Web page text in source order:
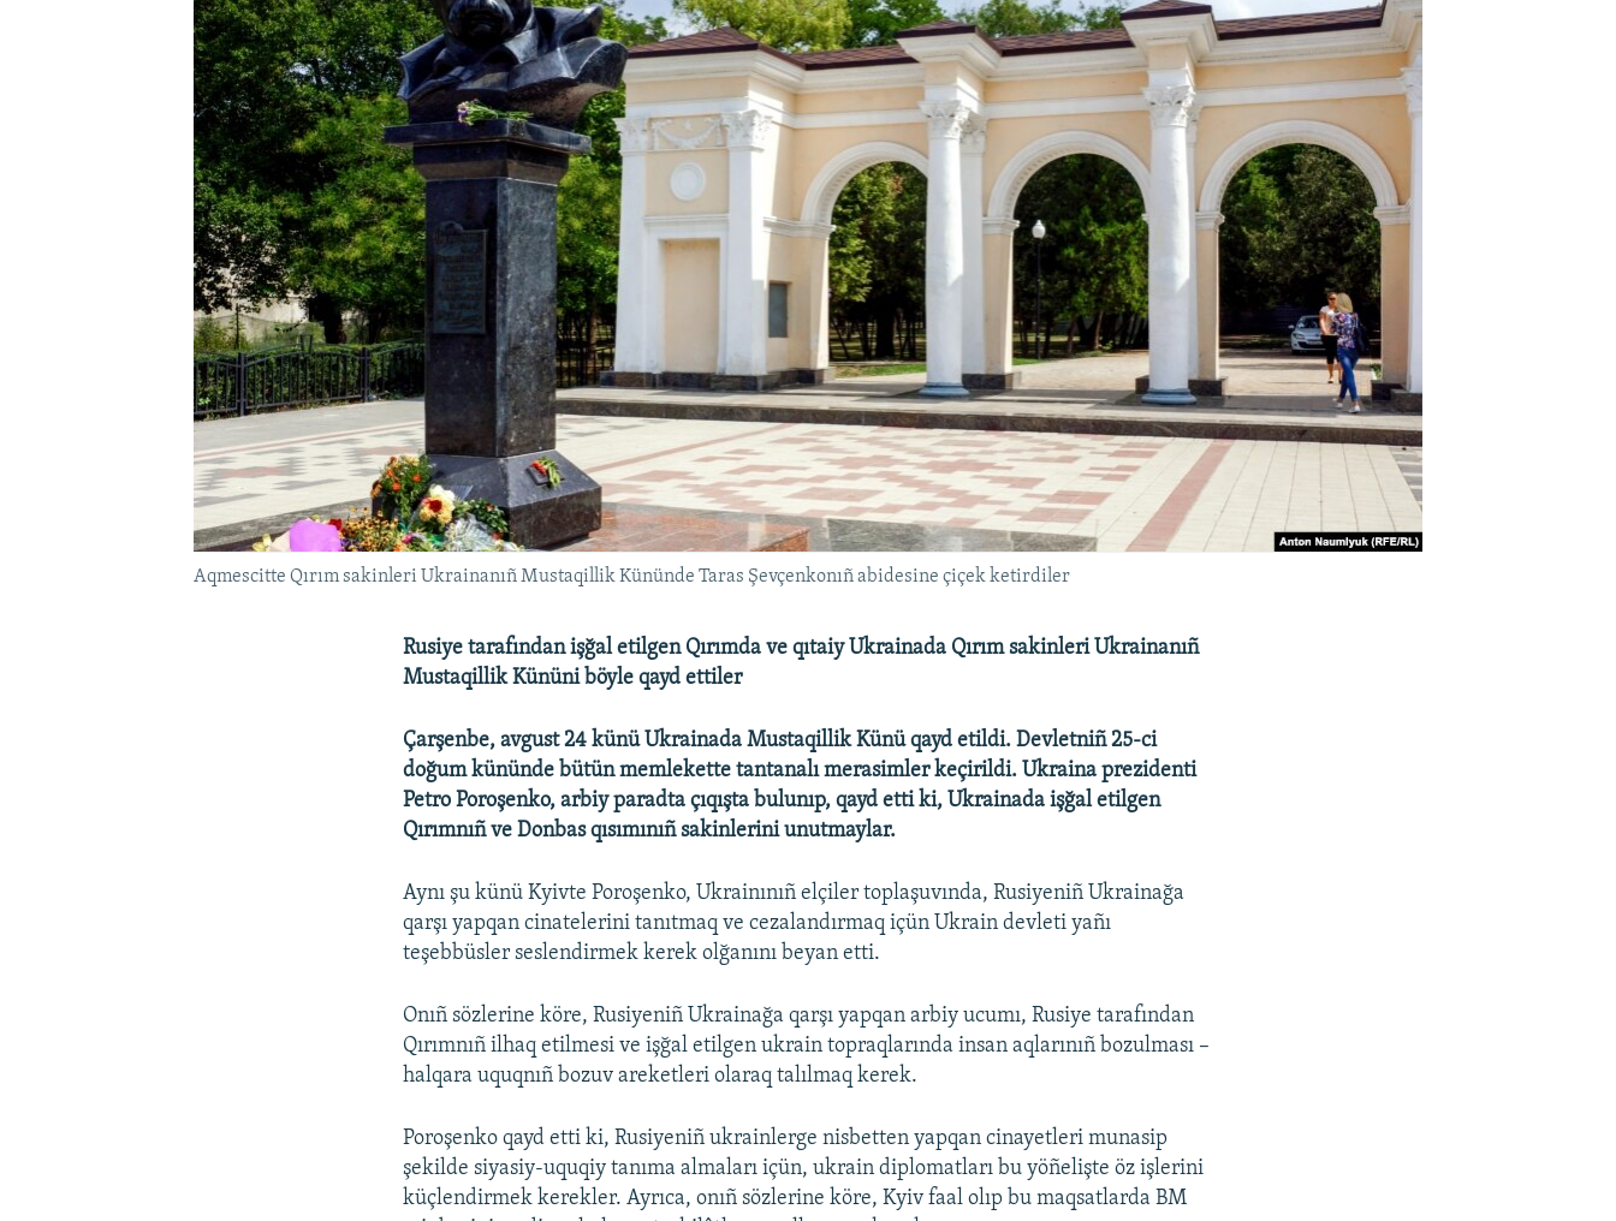
Aqmescitte Qırım sakinleri Ukrainanıñ Mustaqillik Kününde Taras Şevçenkonıñ abidesine çiçek ketirdiler
Rusiye tarafından işğal etilgen Qırımda ve qıtaiy Ukrainada Qırım sakinleri Ukrainanıñ
Mustaqillik Kününi böyle qayd ettiler
Çarşenbe, avgust 24 künü Ukrainada Mustaqillik Künü qayd etildi. Devletniñ 25-ci
doğum kününde bütün memlekette tantanalı merasimler keçirildi. Ukraina prezidenti
Petro Poroşenko, arbiy paradta çıqışta bulunıp, qayd etti ki, Ukrainada işğal etilgen
Qırımnıñ ve Donbas qısımınıñ sakinlerini unutmaylar.
Aynı şu künü Kyivte Poroşenko, Ukrainınıñ elçiler toplaşuvında, Rusiyeniñ Ukrainağa
qarşı yapqan cinatelerini tanıtmaq ve cezalandırmaq içün Ukrain devleti yañı
teşebbüsler seslendirmek kerek olğanını beyan etti.
Onıñ sözlerine köre, Rusiyeniñ Ukrainağa qarşı yapqan arbiy ucumı, Rusiye tarafından
Qırımnıñ ilhaq etilmesi ve işğal etilgen ukrain topraqlarında insan aqlarınıñ bozulması –
halqara uquqnıñ bozuv areketleri olaraq talılmaq kerek.
Poroşenko qayd etti ki, Rusiyeniñ ukrainlerge nisbetten yapqan cinayetleri munasip
şekilde siyasiy-uquqiy tanıma almaları içün, ukrain diplomatları bu yöñelişte öz işlerini
küçlendirmek kerekler. Ayrıca, onıñ sözlerine köre, Kyiv faal olıp bu maqsatlarda BM